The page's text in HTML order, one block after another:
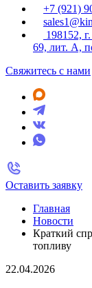
+7 (921)
198152,
69, лит. А,
Свяжитесь с нами
Оставить заявку
Главная
Новости
Краткий
топливу
22.04.2026